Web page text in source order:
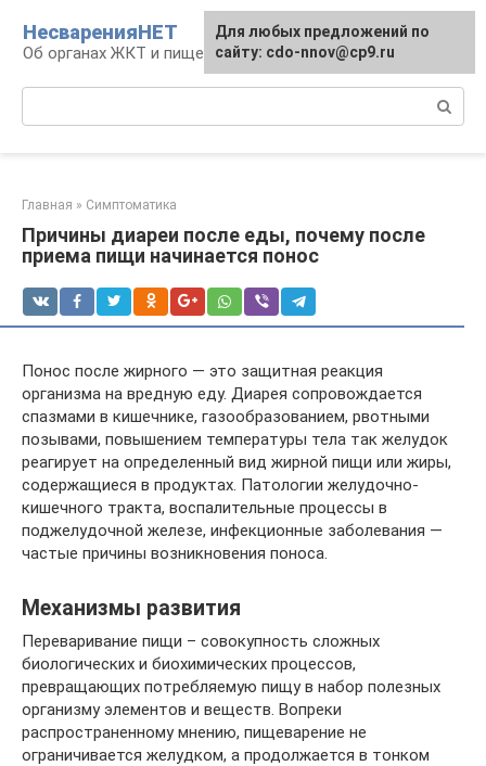
контенту
НесваренияНЕТ
Об органах ЖКТ и пищеварении
Главная » Симптоматика
Причины диареи после еды, почему после
приема пищи начинается понос
Понос после жирного — это защитная реакция
организма на вредную еду. Диарея сопровождается
спазмами в кишечнике, газообразованием, рвотными
позывами, повышением температуры тела так желудок
реагирует на определенный вид жирной пищи или жиры,
содержащиеся в продуктах. Патологии желудочно-
кишечного тракта, воспалительные процессы в
поджелудочной железе, инфекционные заболевания —
частые причины возникновения поноса.
Механизмы развития
Переваривание пищи – совокупность сложных
биологических и биохимических процессов,
превращающих потребляемую пищу в набор полезных
организму элементов и веществ. Вопреки
распространенному мнению, пищеварение не
ограничивается желудком, а продолжается в тонком
Для любых предложений по
сайту: cdo-nnov@cp9.ru